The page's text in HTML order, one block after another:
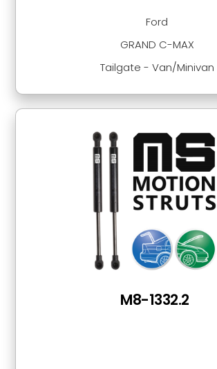
Ford
GRAND C-MAX
Tailgate - Van/Minivan
M8-1332.2